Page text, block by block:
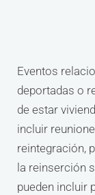
Eventos
deportadas o
de estar
incluir
reintegración,
la reinserción
pueden incluir